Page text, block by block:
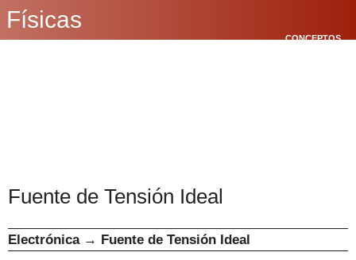
Físicas
CONCEPTOS
Fuente de Tensión Ideal
Electrónica → Fuente de Tensión Ideal